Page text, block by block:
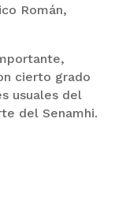
Román,
cierto grado
usuales del
del Senamhi.